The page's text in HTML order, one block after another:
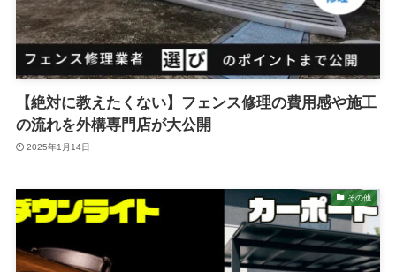
【絶対に教えたくない】フェンス修理の費用感や施工
の流れを外構専門店が大公開
2025年1月14日
その他